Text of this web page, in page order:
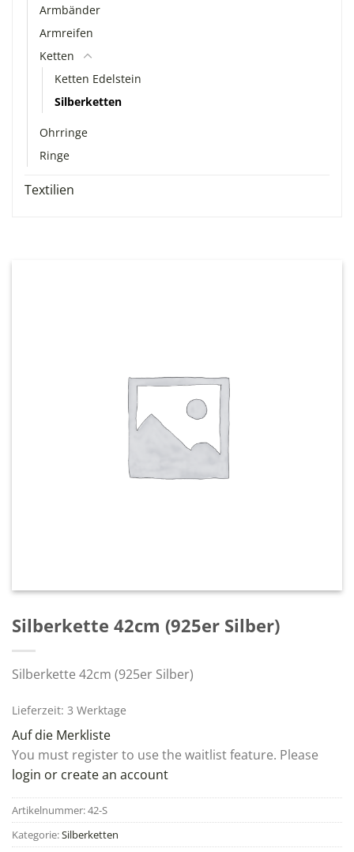
Armbänder
Armreifen
Ketten
Ketten Edelstein
Silberketten
Ohrringe
Ringe
Textilien
Silberkette 42cm (925er Silber)
Silberkette 42cm (925er Silber)
Lieferzeit: 3 Werktage
Auf die Merkliste
You must register to use the waitlist feature. Please
login or create an account
Artikelnummer:42-S
Kategorie:Silberketten